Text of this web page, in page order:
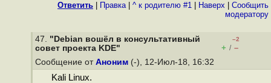
Ответить Правка| ^ к родителю #1 Наверх
Cообщить
модератору
47. "Debian вошёл в консультативный
cовет проекта KDE"
–2
+ / –
Сообщение от Аноним (-), 12-Июл-18, 16:32
Kali Linux.